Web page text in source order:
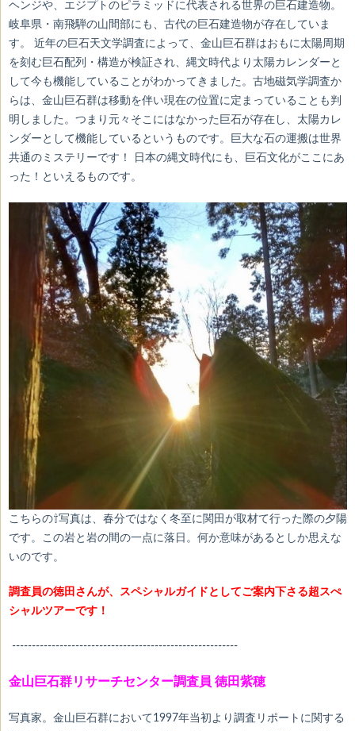
ヘンジや、エジプトのピラミッドに代表される世界の巨石建造物。
岐阜県・南飛騨の山間部にも、古代の巨石建造物が存在していま
す。 近年の巨石天文学調査によって、金山巨石群はおもに太陽周期
を刻む巨石配列・構造が検証され、縄文時代より太陽カレンダーと
して今も機能していることがわかってきました。古地磁気学調査か
らは、金山巨石群は移動を伴い現在の位置に定まっていることも判
明しました。つまり元々そこにはなかった巨石が存在し、太陽カレ
ンダーとして機能しているというものです。巨大な石の運搬は世界
共通のミステリーです！ 日本の縄文時代にも、巨石文化がここにあ
った！といえるものです。
こちらの⇧写真は、春分ではなく冬至に関田が取材て行った際の夕陽
です。この岩と岩の間の一点に落日。何か意味があるとしか思えな
いのです。
調査員の徳田さんが、スペシャルガイドとしてご案内下さる超スぺ
シャルツアーです！
---------------------------------------------------------
金山巨石群リサーチセンター調査員 徳田紫穂
写真家。金山巨石群において1997年当初より調査リポートに関する